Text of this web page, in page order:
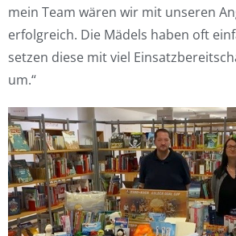
mein Team wären wir mit unseren
erfolgreich. Die Mädels haben oft
setzen diese mit viel
um.“